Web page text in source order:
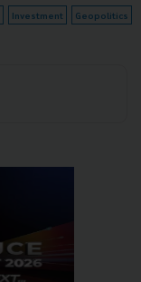
Investment Geopolitics